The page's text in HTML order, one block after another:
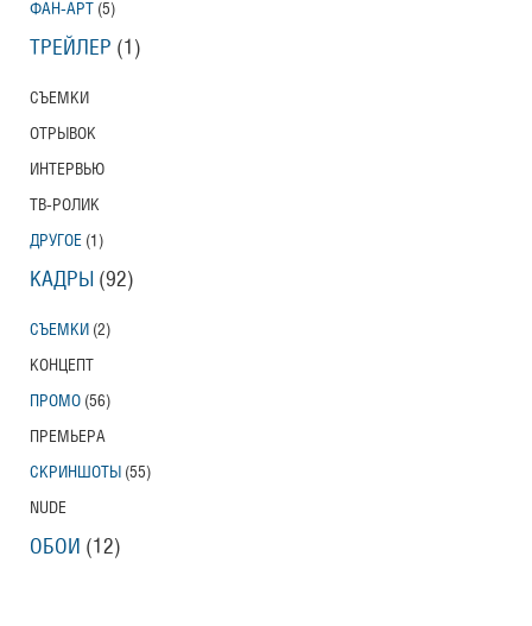
ФАН-АРТ (5)
ТРЕЙЛЕР (1)
СЪЕМКИ
ОТРЫВОК
ИНТЕРВЬЮ
ТВ-РОЛИК
ДРУГОЕ (1)
КАДРЫ (92)
СЪЕМКИ (2)
КОНЦЕПТ
ПРОМО (56)
ПРЕМЬЕРА
СКРИНШОТЫ (55)
NUDE
ОБОИ (12)